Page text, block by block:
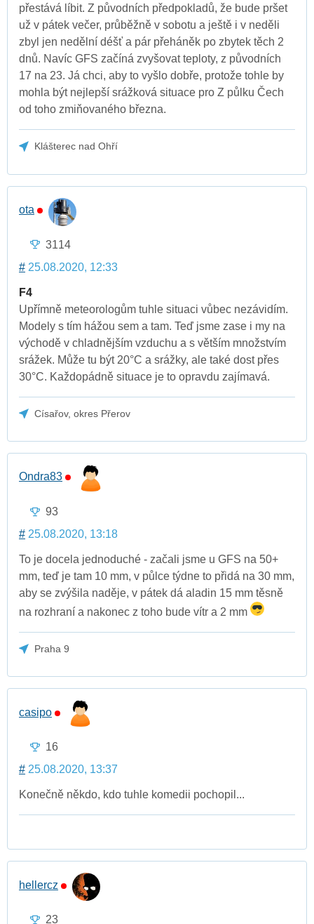
přestává líbit. Z původních předpokladů, že bude pršet
už v pátek večer, průběžně v sobotu a ještě i v neděli
zbyl jen nedělní déšť a pár přeháněk po zbytek těch 2
dnů. Navíc GFS začíná zvyšovat teploty, z původních
17 na 23. Já chci, aby to vyšlo dobře, protože tohle by
mohla být nejlepší srážková situace pro Z půlku Čech
od toho zmiňovaného března.
Klášterec nad Ohří
ota
3114
# 25.08.2020, 12:33
F4
Upřímně meteorologům tuhle situaci vůbec nezávidím.
Modely s tím hážou sem a tam. Teď jsme zase i my na
východě v chladnějším vzduchu a s větším množstvím
srážek. Může tu být 20°C a srážky, ale také dost přes
30°C. Každopádně situace je to opravdu zajímavá.
Císařov, okres Přerov
Ondra83
93
# 25.08.2020, 13:18
To je docela jednoduché - začali jsme u GFS na 50+
mm, teď je tam 10 mm, v půlce týdne to přidá na 30 mm,
aby se zvýšila naděje, v pátek dá aladin 15 mm těsně
na rozhraní a nakonec z toho bude vítr a 2 mm
Praha 9
casipo
16
# 25.08.2020, 13:37
Konečně někdo, kdo tuhle komedii pochopil...
hellercz
23